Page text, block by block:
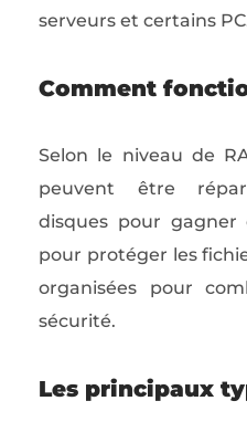
serveurs et certains
Comment
Selon le niveau de
peuvent être
disques pour gagner
pour protéger les
organisées pour
sécurité.
Les principaux